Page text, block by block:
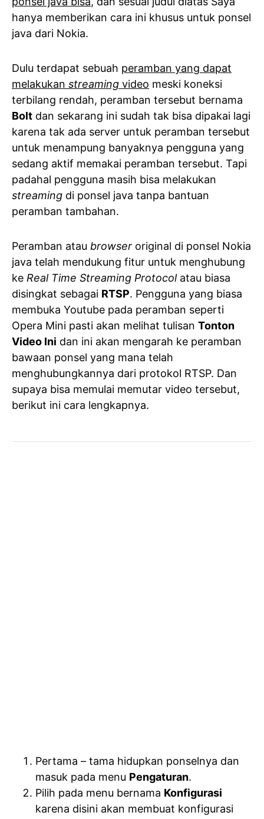
hanya memberikan cara ini khusus untuk ponsel
java dari Nokia.
Dulu terdapat sebuah peramban yang dapat
melakukan streaming video meski koneksi
terbilang rendah, peramban tersebut bernama
Bolt dan sekarang ini sudah tak bisa dipakai lagi
karena tak ada server untuk peramban tersebut
untuk menampung banyaknya pengguna yang
sedang aktif memakai peramban tersebut. Tapi
padahal pengguna masih bisa melakukan
streaming di ponsel java tanpa bantuan
peramban tambahan.
Peramban atau browser original di ponsel Nokia
java telah mendukung fitur untuk menghubung
ke Real Time Streaming Protocolatau biasa
disingkat sebagai RTSP. Pengguna yang biasa
membuka Youtube pada peramban seperti
Opera Mini pasti akan melihat tulisan Tonton
Video Ini dan ini akan mengarah ke peramban
bawaan ponsel yang mana telah
menghubungkannya dari protokol RTSP. Dan
supaya bisa memulai memutar video tersebut,
berikut ini cara lengkapnya.
Pertama – tama hidupkan ponselnya dan
masuk pada menu Pengaturan.
Pilih pada menu bernama Konfigurasi
karena disini akan membuat konfigurasi